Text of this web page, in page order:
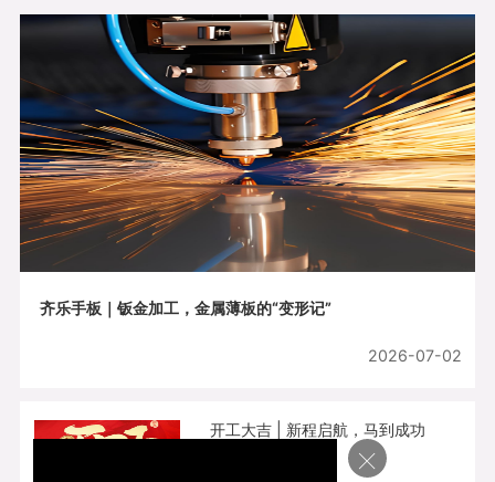
齐乐手板｜钣金加工，金属薄板的“变形记”
2026-07-02
开工大吉 | 新程启航，马到成功
×